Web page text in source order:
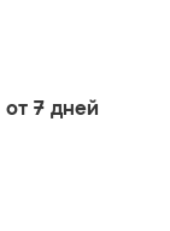
от 7 дней